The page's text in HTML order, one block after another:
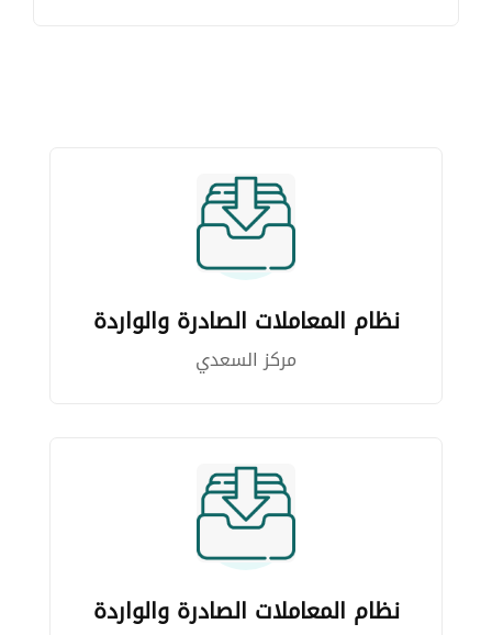
نظام المعاملات الصادرة والواردة
مركز السعدي
نظام المعاملات الصادرة والواردة